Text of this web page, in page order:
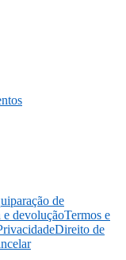
de
e devoluçãoTermos e
Direito de